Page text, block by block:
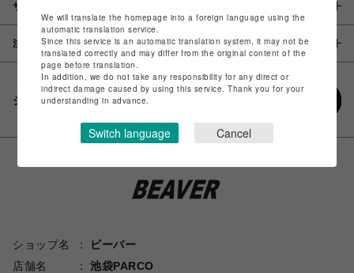
サイズ
注意事項
シェアする
ショップ名
ビーバー
店舗名
池袋PARCO
We will translate the homepage into a foreign language using the
automatic translation service.
Since this service is an automatic translation system, it may not be
translated correctly and may differ from the original content of the
page before translation.
In addition, we do not take any responsibility for any direct or
indirect damage caused by using this service. Thank you for your
understanding in advance.
Switch language Cancel